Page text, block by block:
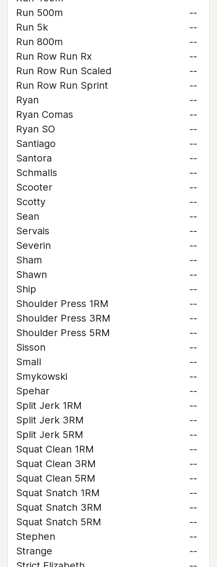
Run 500m
--
Run 5k
--
Run 800m
--
Run Row Run Rx
--
Run Row Run Scaled
--
Run Row Run Sprint
--
Ryan
--
Ryan Comas
--
Ryan SO
--
Santiago
--
Santora
--
Schmalls
--
Scooter
--
Scotty
--
Sean
--
Servais
--
Severin
--
Sham
--
Shawn
--
Ship
--
Shoulder Press 1RM
--
Shoulder Press 3RM
--
Shoulder Press 5RM
--
Sisson
--
Small
--
Smykowski
--
Spehar
--
Split Jerk 1RM
--
Split Jerk 3RM
--
Split Jerk 5RM
--
Squat Clean 1RM
--
Squat Clean 3RM
--
Squat Clean 5RM
--
Squat Snatch 1RM
--
Squat Snatch 3RM
--
Squat Snatch 5RM
--
Stephen
--
Strange
--